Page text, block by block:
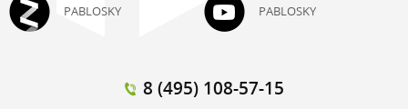
PABLOSKY PABLOSKY
8 (495) 108-57-15